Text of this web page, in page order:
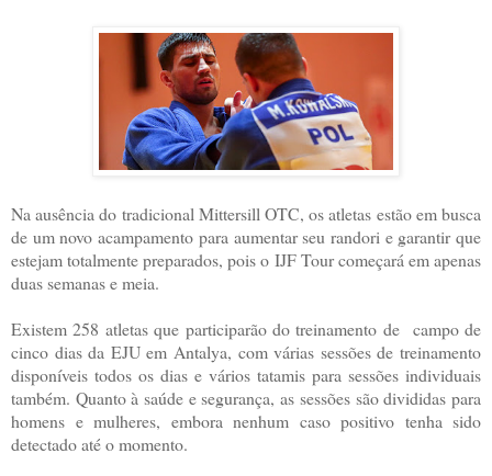
Na ausência do tradicional Mittersill OTC, os atletas estão em busca
de um novo acampamento para aumentar seu randori e garantir que
estejam totalmente preparados, pois o IJF Tour começará em apenas
duas semanas e meia.
Existem 258 atletas que participarão do treinamento de campo de
cinco dias da EJU em Antalya, com várias sessões de treinamento
disponíveis todos os dias e vários tatamis para sessões individuais
também. Quanto à saúde e segurança, as sessões são divididas para
homens e mulheres, embora nenhum caso positivo tenha sido
detectado até o momento.